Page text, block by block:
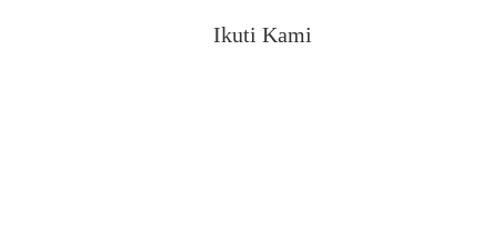
Ikuti Kami